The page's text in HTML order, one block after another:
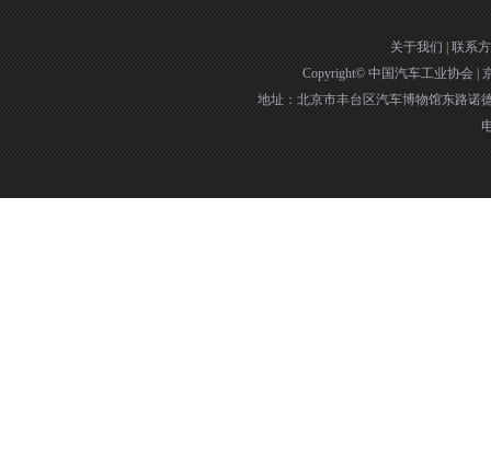
关于我们 | 联系
Copyright© 中国汽车工业协会 |
地址：北京市丰台区汽车博物馆东路诺